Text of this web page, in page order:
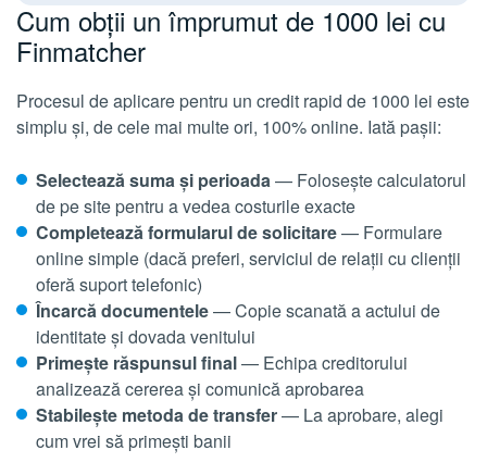
Cum obții un împrumut de 1000 lei cu
Finmatcher
Procesul de aplicare pentru un credit rapid de 1000 lei este
simplu și, de cele mai multe ori, 100% online. Iată pașii:
Selectează suma și perioada— Folosește calculatorul
de pe site pentru a vedea costurile exacte
Completează formularul de solicitare— Formulare
online simple (dacă preferi, serviciul de relații cu clienții
oferă suport telefonic)
Încarcă documentele— Copie scanată a actului de
identitate și dovada venitului
Primește răspunsul final— Echipa creditorului
analizează cererea și comunică aprobarea
Stabilește metoda de transfer— La aprobare, alegi
cum vrei să primești banii